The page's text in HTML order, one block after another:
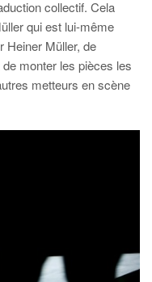
collectif. Cela
qui est lui-même
Heiner Müller, de
de monter les pièces les
metteurs en scène